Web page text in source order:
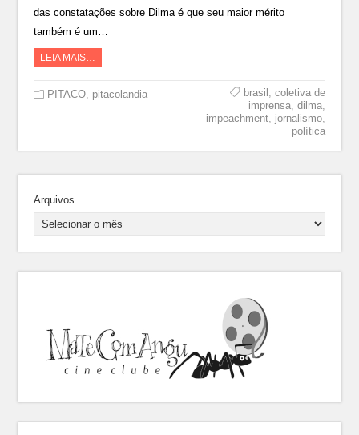
das constatações sobre Dilma é que seu maior mérito
também é um…
LEIA MAIS…
PITACO, pitacolandia brasil , coletiva de
imprensa, dilma,
impeachment, jornalismo,
política
Arquivos